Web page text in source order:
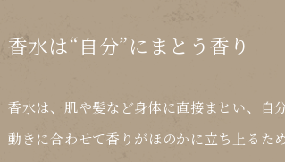
香水は“自分”にまとう香り
香水は、肌や髪など身体に直接まとい、自
動きに合わせて香りがほのかに立ち上る た